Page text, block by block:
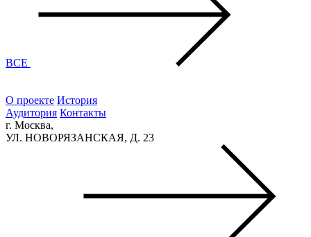
ВСЕ
О проекте История
Аудитория Контакты
г. Москва,
УЛ. НОВОРЯЗАНСКАЯ, Д. 23